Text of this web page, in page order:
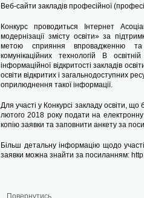
Веб-сайти закладів професійної
Конкурс проводиться Інтернет
модернізації змісту освіти» за
метою сприяння впровадженню
комунікаційних технологій B
інформаційної відкритості закладів
освіти відкритих і загальнодоступних
оприлюднення такої інформації.
Для участі у Конкурсі закладу освіти,
лютого 2018 року подати на електронну
копію заявки та заповнити анкету за
Більш детальну інформацію щодо
заявки можна знайти за посиланням:
Повернутись